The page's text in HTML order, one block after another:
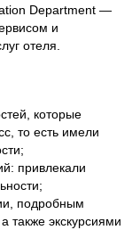
Department —
и
отеля.
которые
то есть имели
привлекали
подробным
также экскурсиями